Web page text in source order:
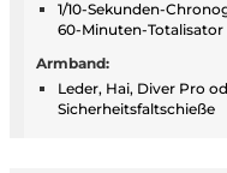
1/10-Sekunden-
60-Minuten-
Armband:
Leder, Hai, Diver Pro
Sicherheitsfaltschieße